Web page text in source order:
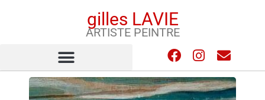
gilles LAVIE
ARTISTE PEINTRE